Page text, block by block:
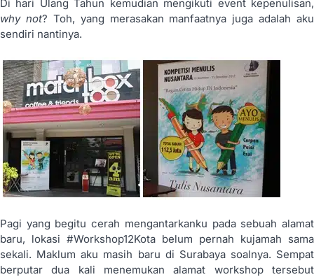
Di hari Ulang Tahun kemudian mengikuti event kepenulisan,
why not? Toh, yang merasakan manfaatnya juga adalah aku
sendiri nantinya.
Pagi yang begitu cerah mengantarkanku pada sebuah alamat
baru, lokasi #Workshop12Kota belum pernah kujamah sama
sekali. Maklum aku masih baru di Surabaya soalnya. Sempat
berputar dua kali menemukan alamat workshop tersebut